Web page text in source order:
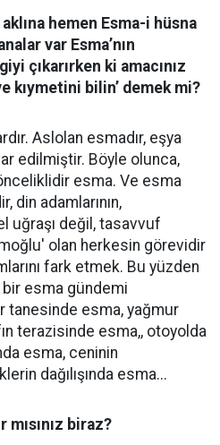
hemen Esma-i hüsna
var Esma’nın
çıkarırken ki amacınız
kıymetini bilin’ demek mi?
Aslolan esmadır, eşya
edilmiştir. Böyle olunca,
esma. Ve esma
din adamlarının,
uğraşı değil, tasavvuf
olan herkesin görevidir
fark etmek. Bu yüzden
bir esma gündemi
tanesinde esma, yağmur
terazisinde esma,, otoyolda
esma, ceninin
dağılışında esma...
biraz?